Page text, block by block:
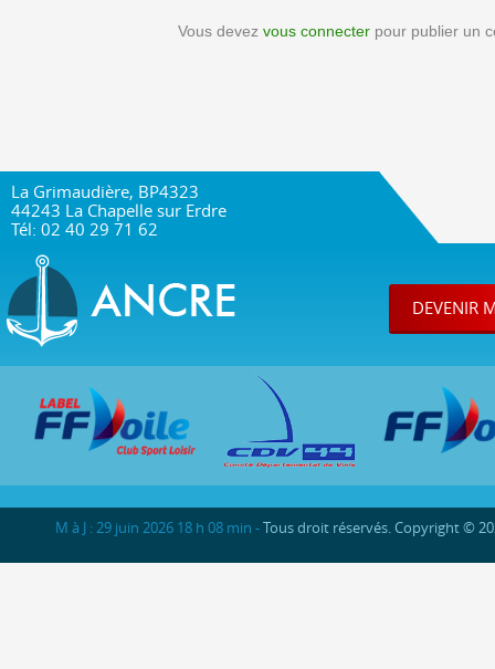
Vous devez vous connecterpour publier un
La Grimaudière, BP4323
44243 La Chapelle sur Erdre
Tél: 02 40 29 71 62
DEVENIR
M à J : 29 juin 2026 18 h 08 min -Tous droit réservés. Copyright ©